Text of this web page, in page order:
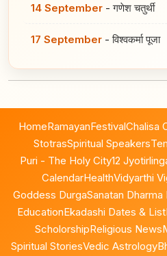
14 September -गणेश चतुर्थी
17 September -विश्वकर्मा पूजा
HomeRamayanFestivalChalisa
StotrasSpiritual Speakers
Puri - The Holy City12
CalendarHealthVidyarthi
Goddess DurgaSanatan
EducationEkadashi Dates & List
ScholorshipReligious News
Spiritual StoriesVedic Astrology